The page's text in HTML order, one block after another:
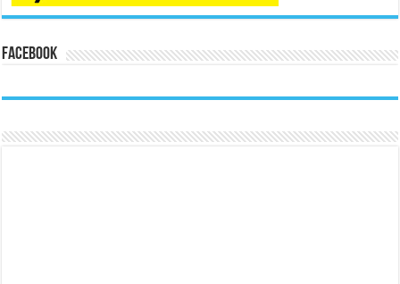
Facebook